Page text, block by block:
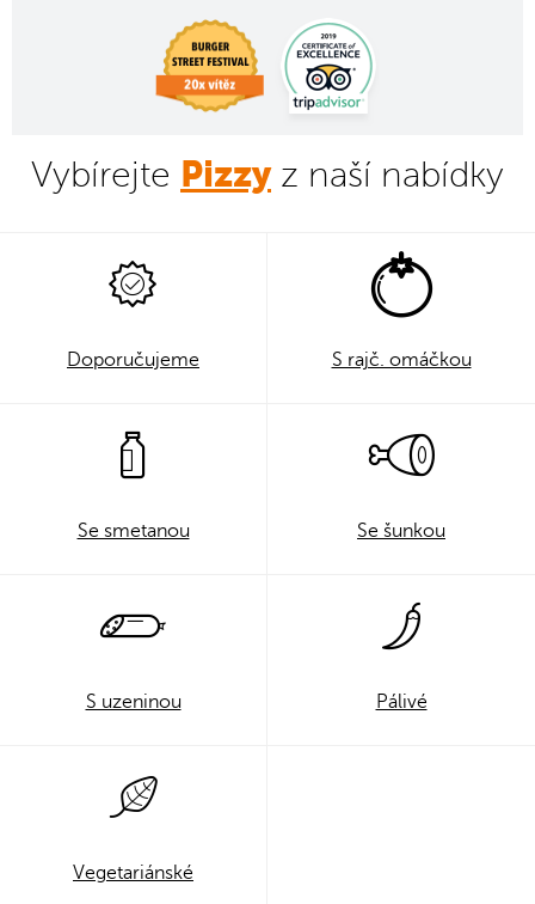
Vybírejte Pizzyz naší nabídky
Doporučujeme S rajč. omáčkou
Se smetanou Se šunkou
S uzeninou Pálivé
Vegetariánské